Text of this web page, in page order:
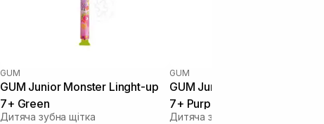
GUM
GUM Junior Monster Linght-up
7+ Green
Дитяча зубна щітка
GUM
GUM Junior Monster Linght-
7+ Purple
Дитяча зубна щітка